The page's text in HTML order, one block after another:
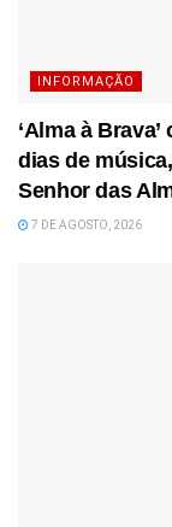
INFORMAÇÃO
‘Alma à
dias de
Senhor das
7 DE AGOSTO, 2026